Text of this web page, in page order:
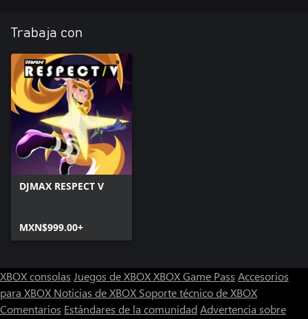
Trabaja con
DJMAX RESPECT V
MXN$999.00+
XBOX consolas Juegos de XBOXXBOX Game Pass Accesorios
para XBOX Noticias de XBOX Soporte técnico de XBOX
Comentarios Estándares de la comunidad Advertencia sobre